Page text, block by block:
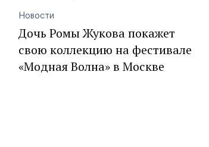
Новости
Дочь Ромы Жукова покажет
свою коллекцию на фестивале
«Модная Волна» в Москве